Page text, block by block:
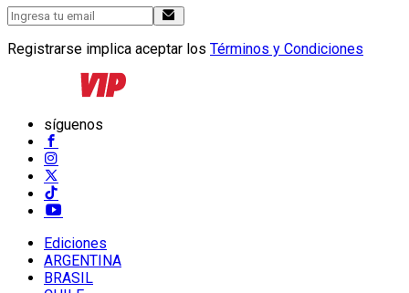
Registrarse implica aceptar los Términos y Condiciones
síguenos
Ediciones
ARGENTINA
BRASIL